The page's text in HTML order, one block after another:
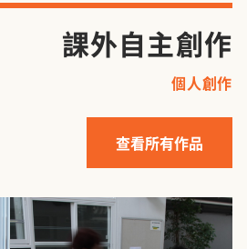
課外自主創作
個人創作
查看所有作品